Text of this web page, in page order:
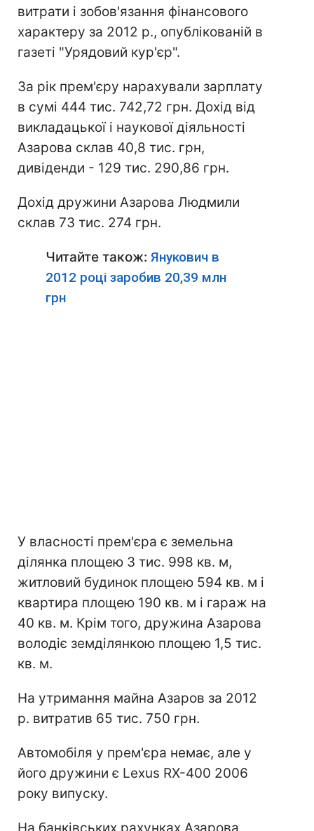
витрати і зобов'язання фінансового
характеру за 2012 р., опублікованій в
газеті "Урядовий кур'єр".
За рік прем'єру нарахували зарплату
в сумі 444 тис. 742,72 грн. Дохід від
викладацької і наукової діяльності
Азарова склав 40,8 тис. грн,
дивіденди - 129 тис. 290,86 грн.
Дохід дружини Азарова Людмили
склав 73 тис. 274 грн.
Читайте також: Янукович в
2012 році заробив 20,39 млн
грн
У власності прем'єра є земельна
ділянка площею 3 тис. 998 кв. м,
житловий будинок площею 594 кв. м і
квартира площею 190 кв. м і гараж на
40 кв. м. Крім того, дружина Азарова
володіє земділянкою площею 1,5 тис.
кв. м.
На утримання майна Азаров за 2012
р. витратив 65 тис. 750 грн.
Автомобіля у прем'єра немає, але у
його дружини є Lexus RX-400 2006
року випуску.